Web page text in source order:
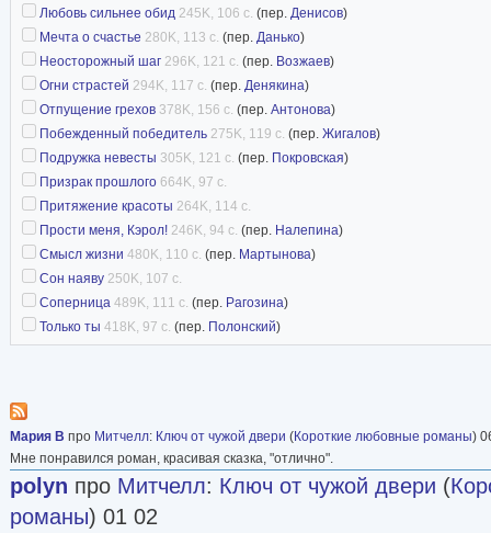
«Harlequin Enterprises Limited», почти
Она находит время для всего – прогулок с
любимцев, кино и театра, чтения, плавания
Теперь Хелен все время посвящает
приносит ей много радости. Иногда ее герои
вести себя будто живые!
источник
Любовь сильнее обид 245K, 106 с. (пер. Денисов)
Мечта о счастье 280K, 113 с. (пер. Данько)
Неосторожный шаг 296K, 121 с. (пер. Возжаев)
Огни страстей 294K, 117 с. (пер. Денякина)
Отпущение грехов 378K, 156 с. (пер. Антонова)
Побежденный победитель 275K, 119 с. (пер. Жигалов)
Подружка невесты 305K, 121 с. (пер. Покровская)
Призрак прошлого 664K, 97 с.
Притяжение красоты 264K, 114 с.
Прости меня, Кэрол! 246K, 94 с. (пер. Налепина)
Смысл жизни 480K, 110 с. (пер. Мартынова)
Сон наяву 250K, 107 с.
Соперница 489K, 111 с. (пер. Рагозина)
Только ты 418K, 97 с. (пер. Полонский)
Мария В про Митчелл: Ключ от чужой двери (Короткие любовные романы)
Мне понравился роман, красивая сказка, "отлично".
polyn про Митчелл: Ключ от чужой двери (
романы) 01 02